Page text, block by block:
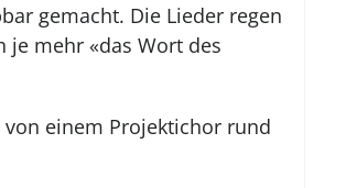
gemacht. Die Lieder regen
mehr «das Wort des
einem Projektichor rund